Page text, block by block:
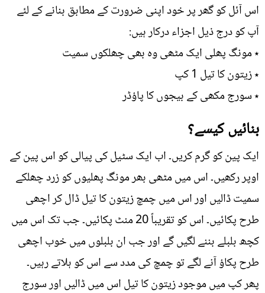
اس آئل کو گھر پر خود اپنی ضرورت کے مطابق بنانے کے لئے
آپ کو درج ذیل اجزاء درکار ہیں:
٭ مونگ پھلی ایک مٹھی وہ بھی چھلکوں سمیت
٭ زیتون کا تیل 1 کپ
٭ سورج مکھی کے بیجوں کا پاؤڈر
بنائیں کیسے؟
ایک پین کو گرم کریں۔ اب ایک سٹیل کی پیالی کو اس پین کے
اوپر رکھیں۔ اس میں مٹھی بھر مونگ پھلیوں کو زرد چھلکے
سمیت ڈالیں اور اس میں چمچ زیتون کا تیل ڈال کر اچھی
طرح پکائیں۔ اس کو تقریباً 20 منٹ پکائیں۔ جب تک اس میں
کچھ بلبلے بننے لگیں گے اور جب ان بلبلوں میں خوب اچھی
طرح پکاؤ آنے لگے تو چمچ کی مدد سے اس کو ہلاتے رہیں۔
پھر کپ میں موجود زیتون کا تیل اس میں ڈالیں اور سورج